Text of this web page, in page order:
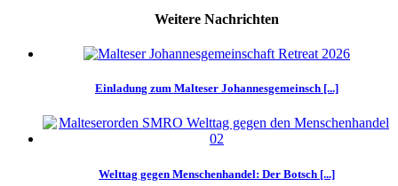
Weitere Nachrichten
Einladung zum Malteser Johannesgemeinsch [...]
Welttag gegen Menschenhandel: Der Botsch [...]